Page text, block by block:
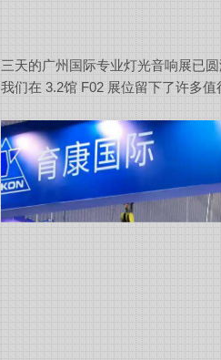
三天的广州国际专业灯光音响展已
我们在 3.2馆 F02 展位留下了许多值